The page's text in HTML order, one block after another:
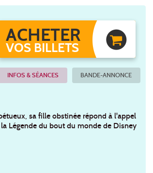
ACHETER
VOS BILLETS
INFOS & SÉANCES BANDE-ANNONCE
sa fille obstinée répond à l'appel
Légende du bout du monde de Disney